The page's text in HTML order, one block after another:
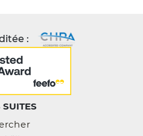
SUITES
: